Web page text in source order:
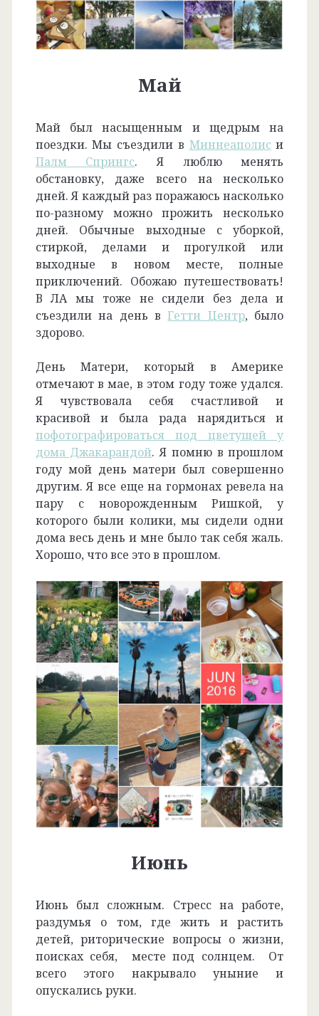
Май
Май был насыщенным и щедрым на
поездки. Мы съездили в Миннеаполиси
Палм Спрингс. Я люблю менять
обстановку, даже всего на несколько
дней. Я каждый раз поражаюсь насколько
по-разному можно прожить несколько
дней. Обычные выходные с уборкой,
стиркой, делами и прогулкой или
выходные в новом месте, полные
приключений. Обожаю путешествовать!
В ЛА мы тоже не сидели без дела и
съездили на день вГетти Центр, было
здорово.
День Матери, который в Америке
отмечают в мае, в этом году тоже удался.
Я чувствовала себя счастливой и
красивой и была рада нарядиться и
пофотографироваться под цветущей у
дома Джакарандой. Я помню в прошлом
году мой день матери был совершенно
другим. Я все еще на гормонах ревела на
пару с новорожденным Ришкой, у
которого были колики, мы сидели одни
дома весь день и мне было так себя жаль.
Хорошо, что все это в прошлом.
Июнь
Июнь был сложным. Стресс на работе,
раздумья о том, где жить и растить
детей, риторические вопросы о жизни,
поисках себя, месте под солнцем. От
всего этого накрывало уныние и
опускались руки.